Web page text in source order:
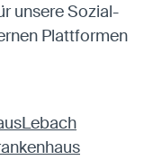
unsere Sozial-
Plattformen